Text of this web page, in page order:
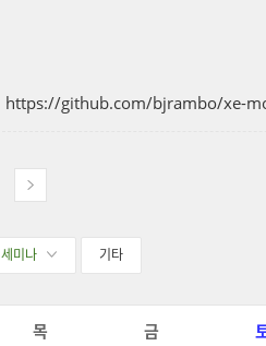
https://github.com/bjrambo/xe-
세미나 기타
목 금